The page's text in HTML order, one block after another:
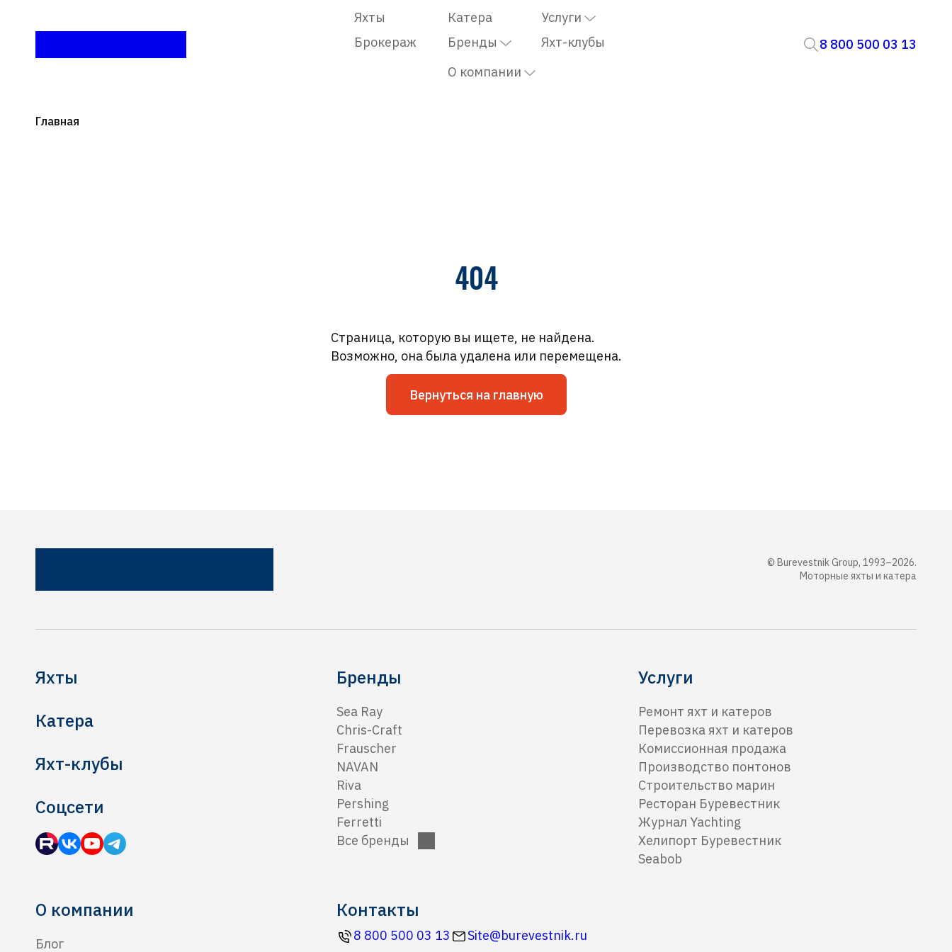
Яхты
Катера
Брокераж
Бренды
Услуги
Яхт-клубы
О компании
8 800 500 03 13
Главная
404
Страница, которую вы ищете, не найдена.
Возможно, она была удалена или перемещена.
Вернуться на главную
© Burevestnik Group, 1993–2026.
Моторные яхты и катера
Яхты
Катера
Бренды
Sea Ray
Chris-Craft
Frauscher
NAVAN
Riva
Pershing
Ferretti
Все бренды
Услуги
Ремонт яхт и катеров
Перевозка яхт и катеров
Комиссионная продажа
Производство понтонов
Строительство марин
Ресторан Буревестник
Журнал Yachting
Хелипорт Буревестник
Seabob
Яхт-клубы
О компании
Блог
Контакты
8 800 500 03 13 Site@burevestnik.ru
Соцсети